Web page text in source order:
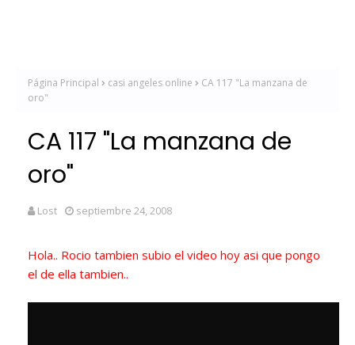
Página Principal casi angeles online
CA 117 "La manzana de
oro"
CA 117 "La manzana de
oro"
Lost septiembre 24, 2008
Hola.. Rocio tambien subio el video hoy asi que pongo
el de ella tambien..